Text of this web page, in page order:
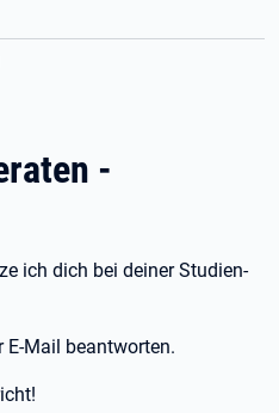
-
ich dich bei deiner Studien-
E-Mail beantworten.